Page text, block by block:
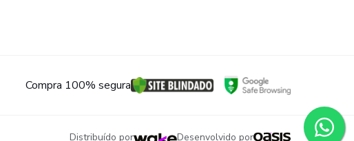
Compra 100% segura
Distribuído por Desenvolvido por